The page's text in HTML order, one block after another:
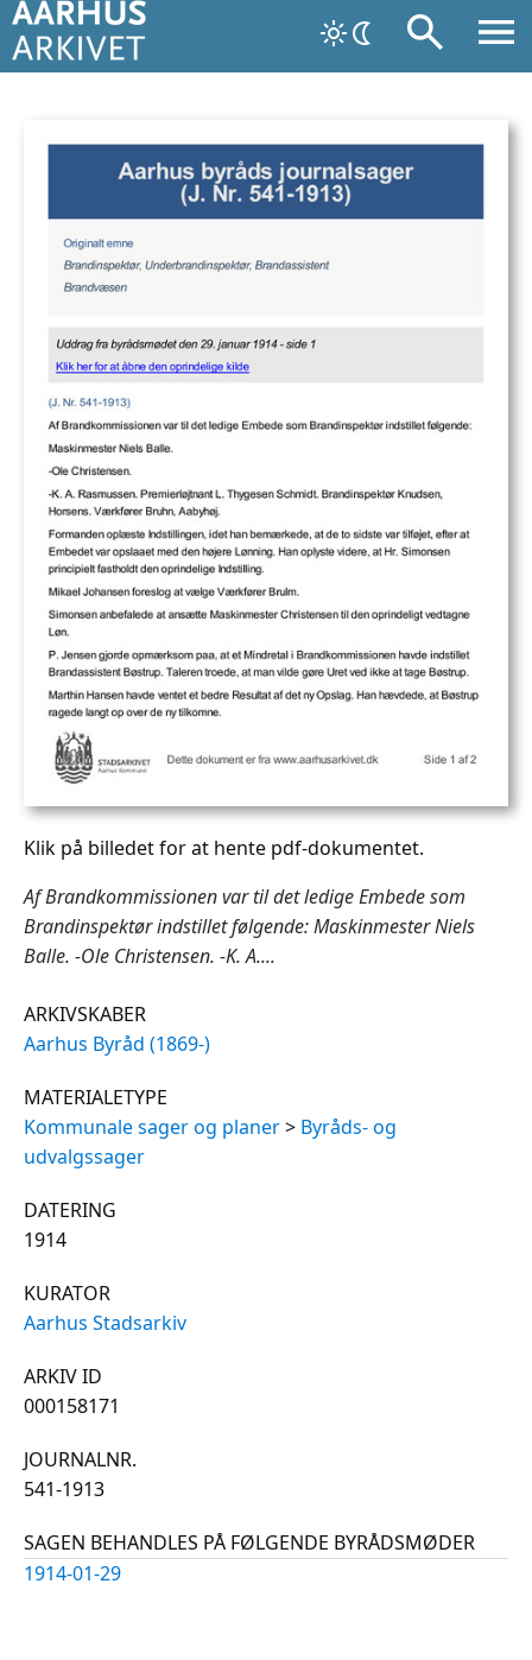
Klik på billedet for at hente pdf-dokumentet.
Af Brandkommissionen var til det ledige Embede som
Brandinspektør indstillet følgende: Maskinmester Niels
Balle. -Ole Christensen. -K. A....
ARKIVSKABER
Aarhus Byråd (1869-)
MATERIALETYPE
Kommunale sager og planer> Byråds- og
udvalgssager
DATERING
1914
KURATOR
Aarhus Stadsarkiv
ARKIV ID
000158171
JOURNALNR.
541-1913
SAGEN BEHANDLES PÅ FØLGENDE BYRÅDSMØDER
1914-01-29